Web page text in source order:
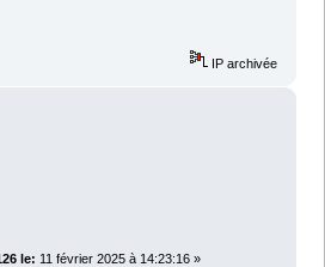
IP archivée
le: 11 février 2025 à 14:23:16 »